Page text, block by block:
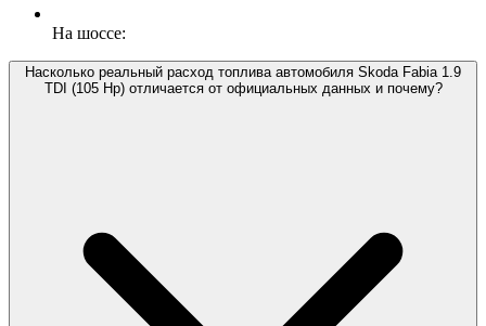
На шоссе:
Насколько реальный расход топлива автомобиля Skoda Fabia 1.9
TDI (105 Hp) отличается от официальных данных и почему?